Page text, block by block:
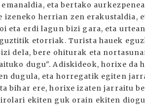
eta bertako
izeneko herrian zen erakustaldia,
eta erdi lagun bizi gara, eta
etorriak. Turista hauek
dela, bere ohiturak eta
dugu". Adiskideok, horixe da
dugula, eta horregatik egiten
bihar ere, horixe izaten jarraitu
ekiten guk orain ekiten